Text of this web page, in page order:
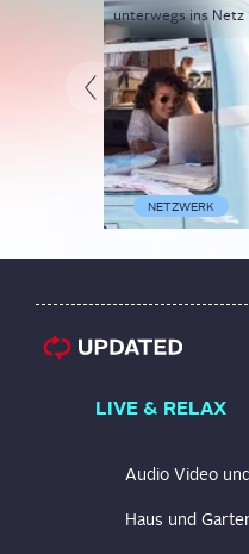
NETZWERK
unterwegs ins Netz
LIVE & RELAX
Audio Video
Haus und